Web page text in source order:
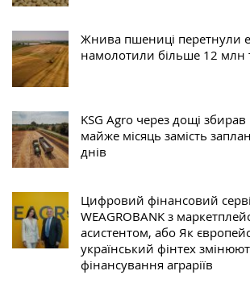
Жнива пшениці перетнули
намолотили більше 12 млн
KSG Agro через дощі збирав
майже місяць замість
днів
Цифровий фінансовий
WEAGROBANK з
асистентом, або Як
український фінтех
фінансування аграріїв